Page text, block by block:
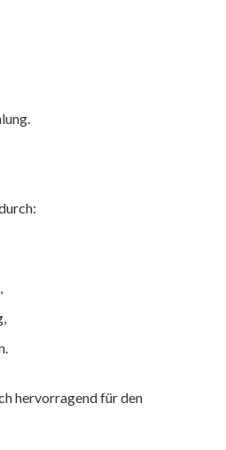
hervorragend für den